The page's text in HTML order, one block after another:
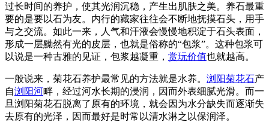
过长时间的养护，使其光润沉稳，产生出肌肤之美。养石最重
要的是要以石为友。内行的藏家往往会不断地抚摸石头，用手
与之交流。如此一来，人气和汗液会慢慢地积淀于石头表面，
形成一层黝然有光的皮层，也就是俗称的“包浆”。这种包浆可
以说是一种古雅的见证，包浆越凝重， 赏玩价值也就越高。
一般说来，菊花石养护最常见的方法就是水养。 浏阳菊花石产
自浏阳河畔，经过河水长期的浸润，因而外表细腻光滑。而一
旦浏阳菊花石脱离了原有的环境，就会因为水分缺失而逐渐失
去原有的光泽，因而最好是时常以清水淋之以保润泽。